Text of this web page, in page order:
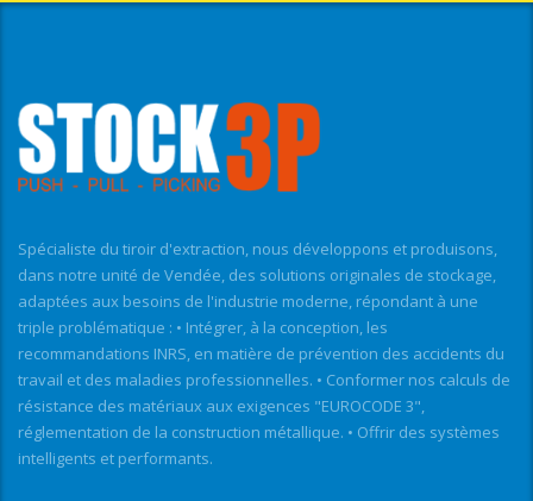
Spécialiste du tiroir d'extraction, nous développons et produisons,
dans notre unité de Vendée, des solutions originales de stockage,
adaptées aux besoins de l'industrie moderne, répondant à une
triple problématique : • Intégrer, à la conception, les
recommandations INRS, en matière de prévention des accidents du
travail et des maladies professionnelles. • Conformer nos calculs de
résistance des matériaux aux exigences "EUROCODE 3",
réglementation de la construction métallique. • Offrir des systèmes
intelligents et performants.